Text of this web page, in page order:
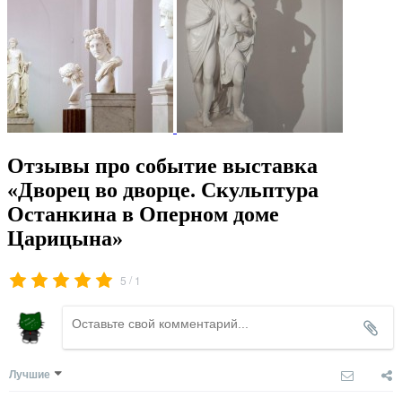
Отзывы про событие выставка
«Дворец во дворце. Скульптура
Останкина в Оперном доме
Царицына»
5 / 1
Лучшие